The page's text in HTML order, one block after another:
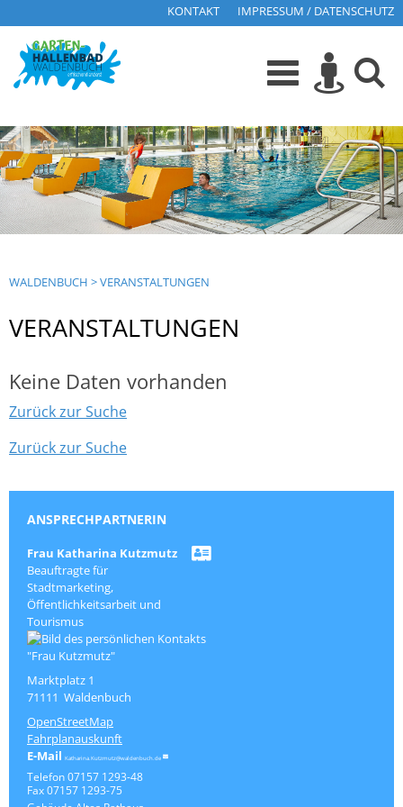
KONTAKT IMPRESSUM / DATENSCHUTZ
WALDENBUCH >VERANSTALTUNGEN
VERANSTALTUNGEN
Keine Daten vorhanden
Zurück zur Suche
Zurück zur Suche
ANSPRECHPARTNERIN
Frau Katharina Kutzmutz
Beauftragte für
Stadtmarketing,
Öffentlichkeitsarbeit und
Tourismus
Marktplatz 1
71111 Waldenbuch
OpenStreetMap
Fahrplanauskunft
Katharina.Kutzmutz@waldenbuch.de
Telefon 07157 1293-48
Fax 07157 1293-75